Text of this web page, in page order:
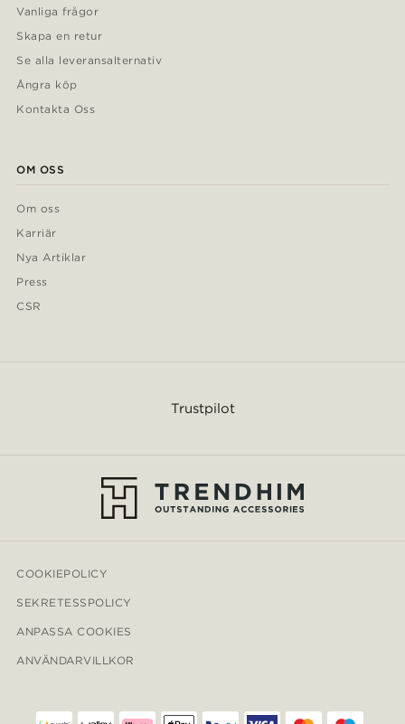
Vanliga frågor
Skapa en retur
Se alla leveransalternativ
Ångra köp
Kontakta Oss
OM OSS
Om oss
Karriär
Nya Artiklar
Press
CSR
Trustpilot
COOKIEPOLICY
SEKRETESSPOLICY
ANPASSA COOKIES
ANVÄNDARVILLKOR